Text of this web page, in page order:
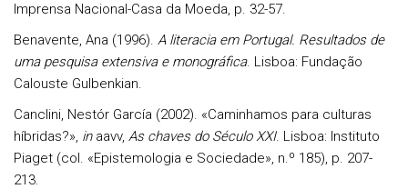
Imprensa Nacional-Casa da Moeda, p. 32-57.
Benavente, Ana (1996). A literacia em Portugal. Resultados de
uma pesquisa extensiva e monográfica. Lisboa: Fundação
Calouste Gulbenkian.
Canclini, Nestór García (2002). «Caminhamos para culturas
híbridas?», in aavv, As chaves do Século XXI. Lisboa: Instituto
Piaget (col. «Epistemologia e Sociedade», n.º 185), p. 207-
213.